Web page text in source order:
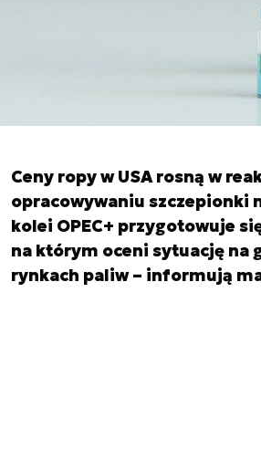
Ceny ropy w USA rosną w
opracowywaniu szczepionki
kolei OPEC+ przygotowuje
na którym oceni sytuację na
rynkach paliw – informują